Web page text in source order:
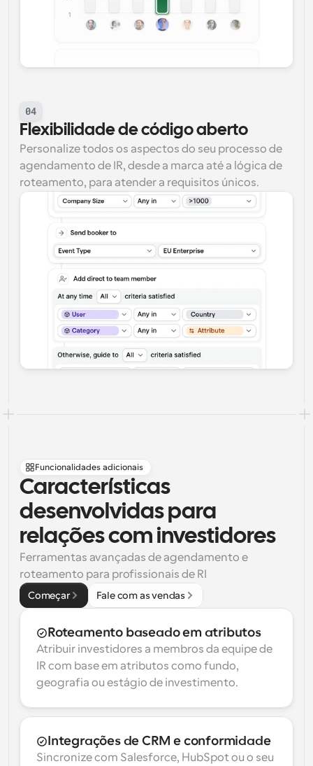
04
Flexibilidade de código aberto
Personalize todos os aspectos do seu processo de
agendamento de IR, desde a marca até a lógica de
roteamento, para atender a requisitos únicos.
Funcionalidades adicionais
Características
desenvolvidas para
relações com investidores
Ferramentas avançadas de agendamento e
roteamento para profissionais de RI
Começar Fale com as vendas
Roteamento baseado em atributos
Atribuir investidores a membros da equipe de
IR com base em atributos como fundo,
geografia ou estágio de investimento.
Integrações de CRM e conformidade
Sincronize com Salesforce, HubSpot ou o seu